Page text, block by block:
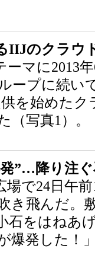
IIJのクラウ
マに2013
ープに続い
を始めた
（写真1）。
”…降り注
で24日午
き飛んだ。
石をはねあ
爆発した！